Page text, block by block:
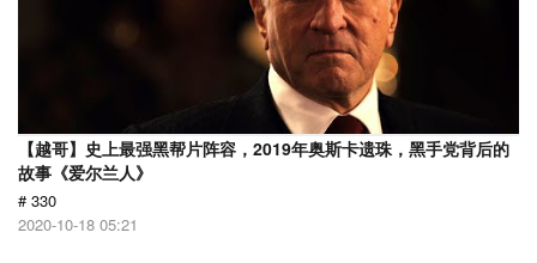
【越哥】史上最强黑帮片阵容，2019年奥斯卡遗珠，黑手党背后的
故事《爱尔兰人》
# 330
2020-10-18 05:21